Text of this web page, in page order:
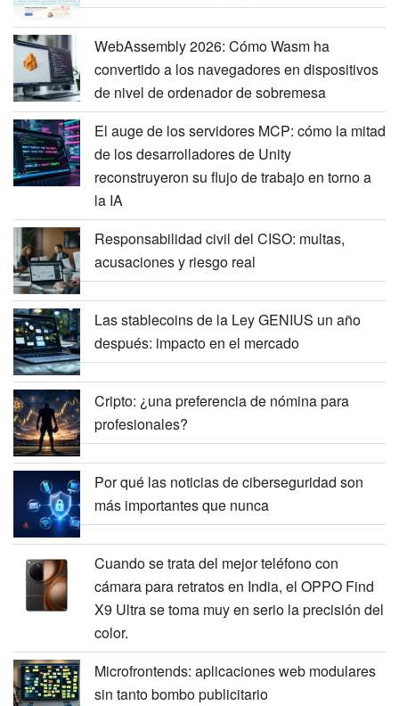
WebAssembly 2026: Cómo Wasm ha
convertido a los navegadores en dispositivos
de nivel de ordenador de sobremesa
El auge de los servidores MCP: cómo la mitad
de los desarrolladores de Unity
reconstruyeron su flujo de trabajo en torno a
la IA
Responsabilidad civil del CISO: multas,
acusaciones y riesgo real
Las stablecoins de la Ley GENIUS un año
después: impacto en el mercado
Cripto: ¿una preferencia de nómina para
profesionales?
Por qué las noticias de ciberseguridad son
más importantes que nunca
Cuando se trata del mejor teléfono con
cámara para retratos en India, el OPPO Find
X9 Ultra se toma muy en serio la precisión del
color.
Microfrontends: aplicaciones web modulares
sin tanto bombo publicitario